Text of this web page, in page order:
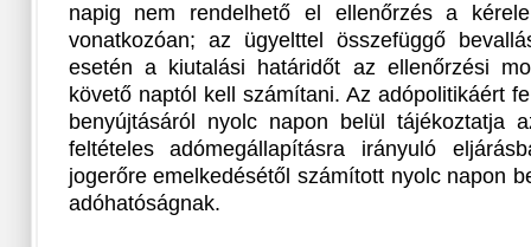
napig nem rendelhető el ellenőrzés a
vonatkozóan; az ügyelttel összefüggő
esetén a kiutalási határidőt az ellenőrzési
követő naptól kell számítani. Az adópolitikáért
benyújtásáról nyolc napon belül tájékoztatja
feltételes adómegállapításra irányuló
jogerőre emelkedésétől számított nyolc napon
adóhatóságnak.